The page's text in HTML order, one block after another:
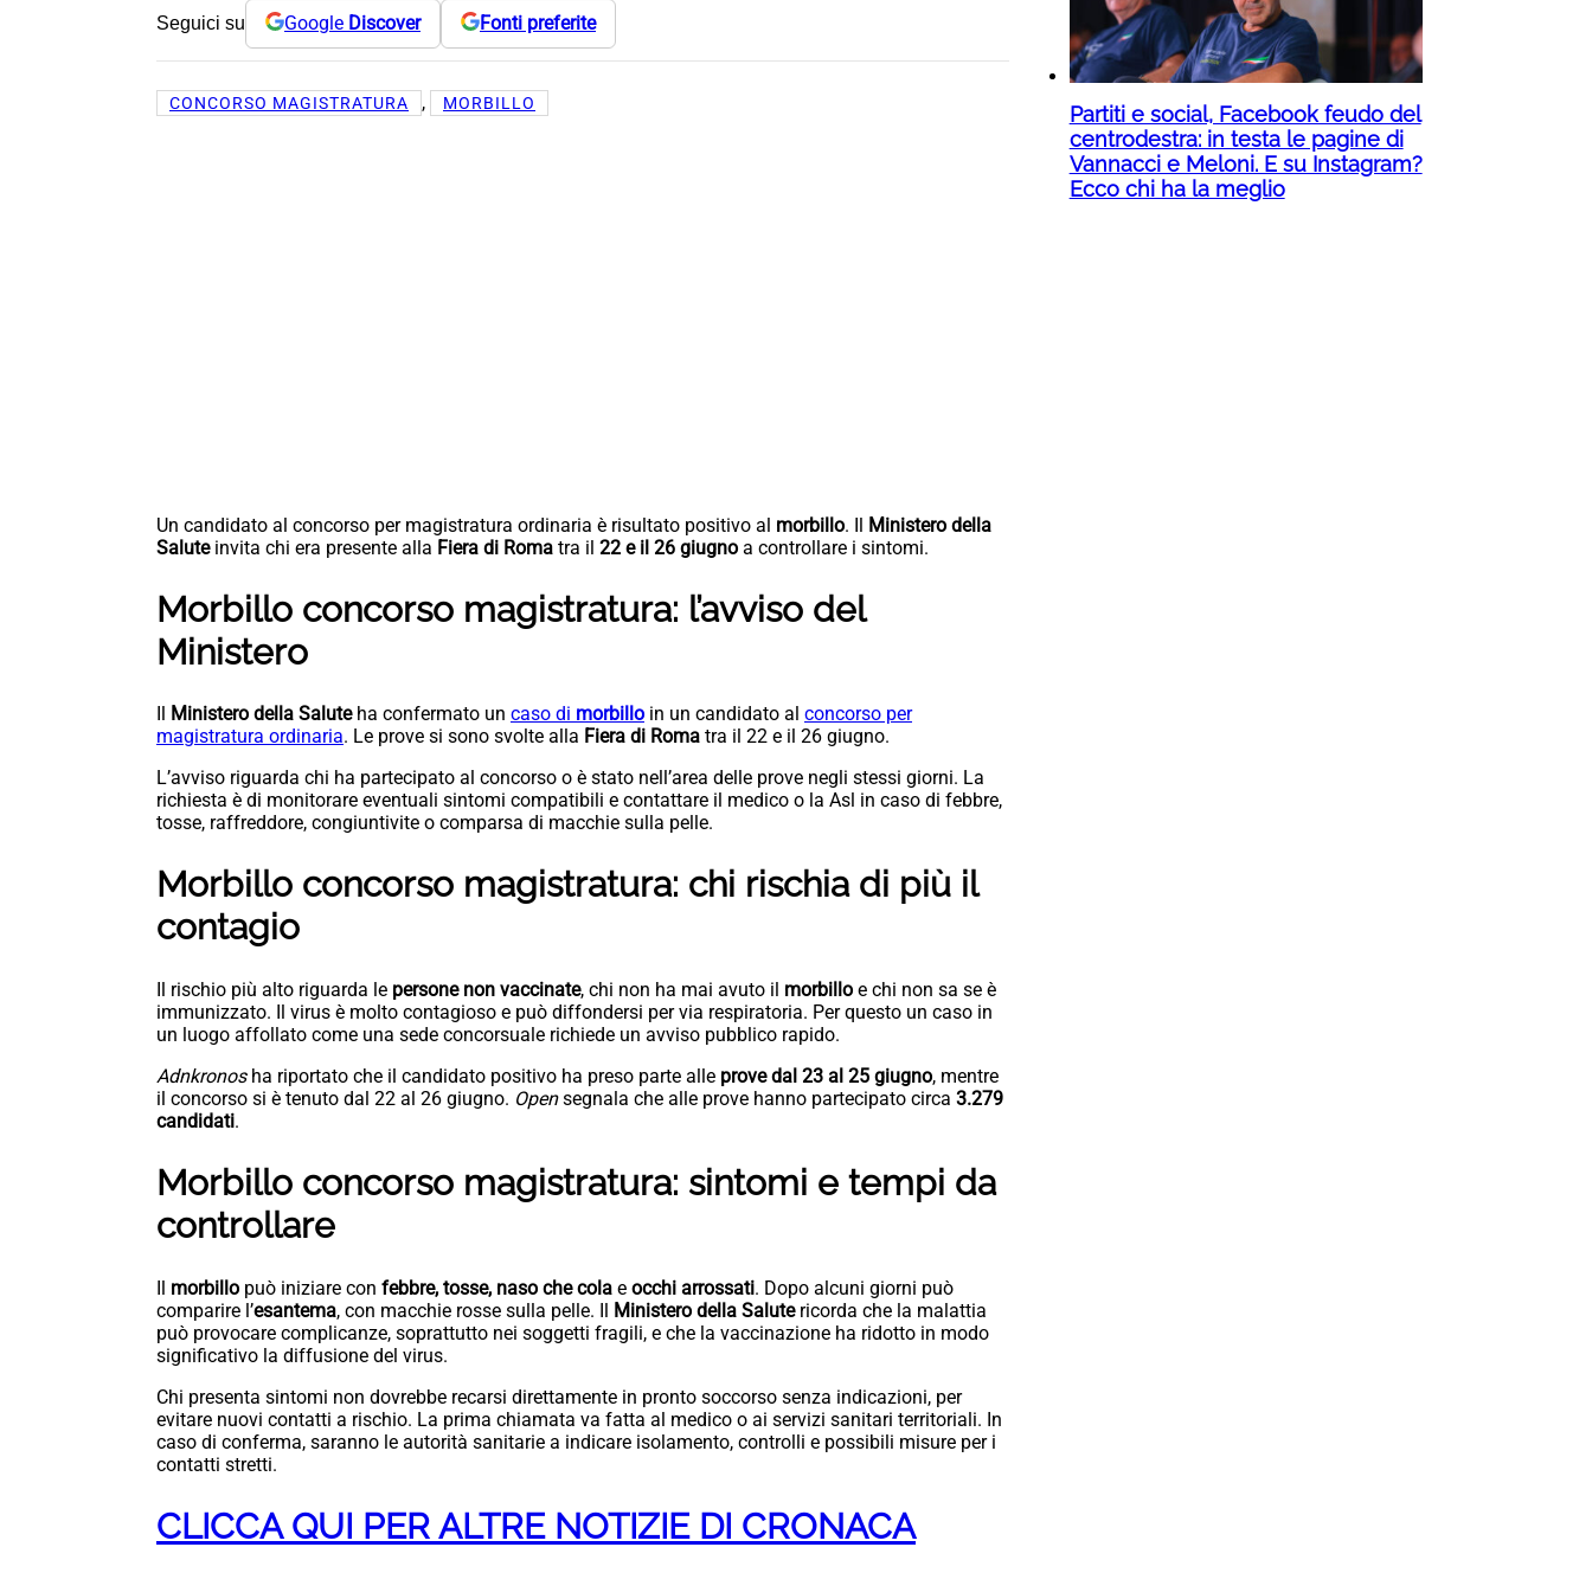
Seguici su Google Discover Fonti preferite
CONCORSO MAGISTRATURA , MORBILLO
Un candidato al concorso per magistratura ordinaria è risultato positivo al morbillo. Il Ministero della
Salute invita chi era presente alla Fiera di Roma tra il 22 e il 26 giugno a controllare i sintomi.
Morbillo concorso magistratura: l’avviso del
Ministero
Ministero della Saluteha confermato un caso di morbillo in un candidato al concorso per
magistratura ordinaria. Le prove si sono svolte alla Fiera di Roma tra il 22 e il 26 giugno.
L’avviso riguarda chi ha partecipato al concorso o è stato nell’area delle prove negli stessi giorni. La
richiesta è di monitorare eventuali sintomi compatibili e contattare il medico o la Asl in caso di febbre,
tosse, raffreddore, congiuntivite o comparsa di macchie sulla pelle.
Morbillo concorso magistratura: chi rischia di più il
contagio
Il rischio più alto riguarda le persone non vaccinate, chi non ha mai avuto il morbillo e chi non sa se è
immunizzato. Il virus è molto contagioso e può diffondersi per via respiratoria. Per questo un caso in
un luogo affollato come una sede concorsuale richiede un avviso pubblico rapido.
Adnkronosha riportato che il candidato positivo ha preso parte alle prove dal 23 al 25 giugno, mentre
il concorso si è tenuto dal 22 al 26 giugno. Opensegnala che alle prove hanno partecipato circa 3.279
candidati.
Morbillo concorso magistratura: sintomi e tempi da
controllare
Il morbillo può iniziare con febbre, tosse, naso che cola e occhi arrossati. Dopo alcuni giorni può
comparire l’esantema, con macchie rosse sulla pelle. Il Ministero della Salute ricorda che la malattia
può provocare complicanze, soprattutto nei soggetti fragili, e che la vaccinazione ha ridotto in modo
significativo la diffusione del virus.
Chi presenta sintomi non dovrebbe recarsi direttamente in pronto soccorso senza indicazioni, per
evitare nuovi contatti a rischio. La prima chiamata va fatta al medico o ai servizi sanitari territoriali. In
caso di conferma, saranno le autorità sanitarie a indicare isolamento, controlli e possibili misure per i
contatti stretti.
CLICCA QUI PER ALTRE NOTIZIE DI CRONACA
Partiti e social, Facebook feudo del
centrodestra: in testa le pagine di
Vannacci e Meloni. E su Instagram?
Ecco chi ha la meglio